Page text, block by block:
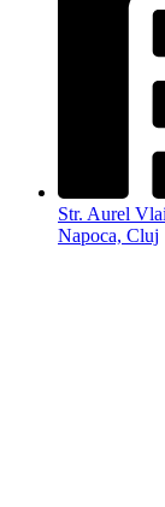
Str. Aurel
Napoca, Cluj